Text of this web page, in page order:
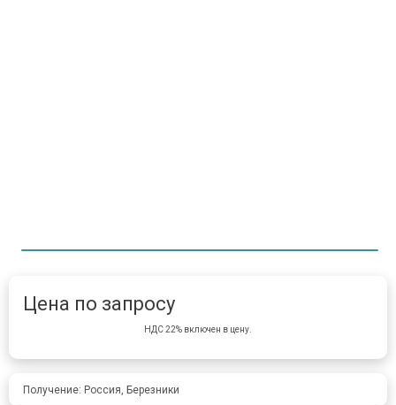
Цена по запросу
НДС 22% включен в цену.
Получение: Россия, Березники